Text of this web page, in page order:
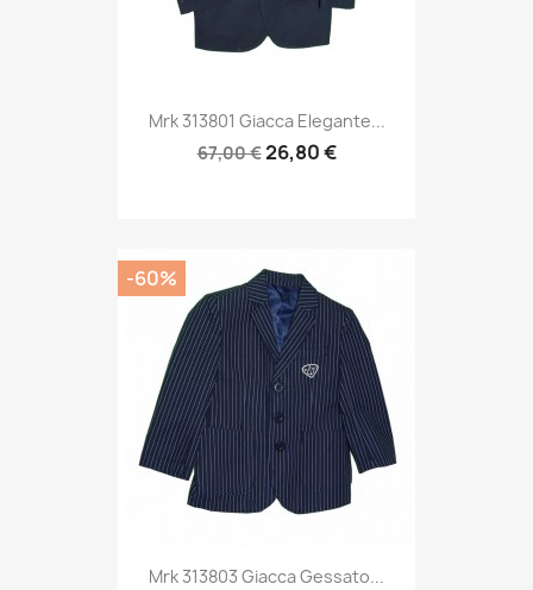
Mrk 313801 Giacca Elegante...
67,00 €26,80 €
Mrk 313803 Giacca Gessato...
-60%